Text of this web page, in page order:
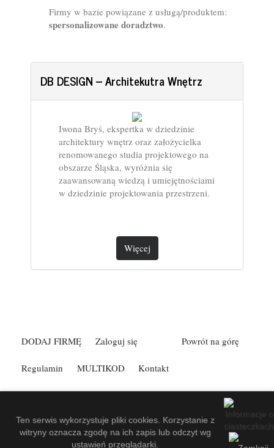
Firmy w bazie powiązane z usługą/produktem:
spersonalizowane doradztwo.
DB DESIGN – Architekutra Wnętrz
Iwona Bryś, ekspertka w dziedzinie
architektury wnętrz oraz założycielka
renomowanego studia projektowego na
obszarze Śląska, wyróżnia się
zaawansowaną wiedzą i umiejętnościami
w dziedzinie projektowania przestrzeni.
Więcej
Powrót na górę
DODAJ FIRMĘ Zaloguj się
Regulamin MULTIKOD Kontakt
Spis Firm Kefann.
PagePeeker.
Ten serwis wykorzystuje pliki cookies. Korzystanie z
witryny oznacza zgodę na ich zapis lub odczyt wg
ustawień przeglądarki.